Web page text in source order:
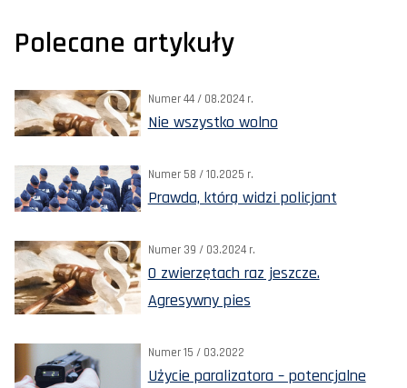
Polecane artykuły
Numer 44 / 08.2024 r.
Nie wszystko wolno
Numer 58 / 10.2025 r.
Prawda, którą widzi policjant
Numer 39 / 03.2024 r.
O zwierzętach raz jeszcze.
Agresywny pies
Numer 15 / 03.2022
Użycie paralizatora – potencjalne